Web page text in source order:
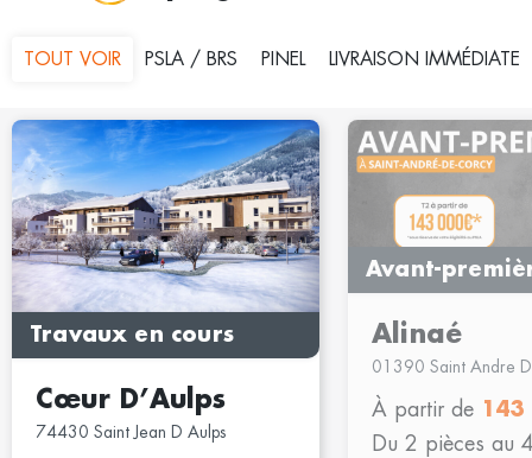
TOUT VOIR PSLA / BRS PINEL LIVRAISON IMMÉDIATE
Travaux en cours
Cœur D’Aulps
74430 Saint Jean D Aulps
Avant-
Alinaé
01390 Saint Andre
À partir de 143
Du 2 pièces au